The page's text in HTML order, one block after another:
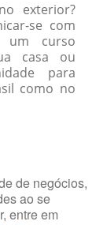
exterior?
se com
um curso
casa ou
para
como no
de negócios,
ao se
entre em